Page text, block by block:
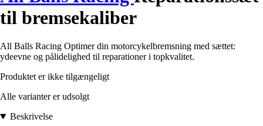
til bremsekaliber
All Balls Racing Optimer din motorcykelbremsning med sættet:
ydeevne og pålidelighed til reparationer i topkvalitet.
Produktet er ikke tilgængeligt
Alle varianter er udsolgt
Beskrivelse